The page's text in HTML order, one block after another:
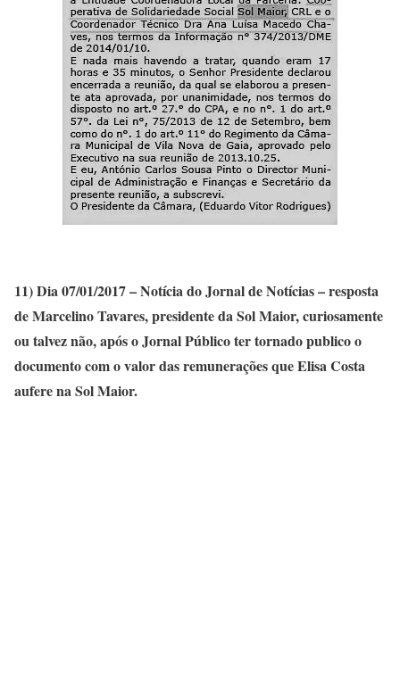
11) Dia 07/01/2017 – Notícia do Jornal de Notícias – resposta
de Marcelino Tavares, presidente da Sol Maior, curiosamente
ou talvez não, após o Jornal Público ter tornado publico o
documento com o valor das remunerações que Elisa Costa
aufere na Sol Maior.